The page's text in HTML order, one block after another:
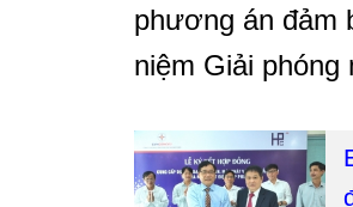
phương án đảm
niệm Giải phóng